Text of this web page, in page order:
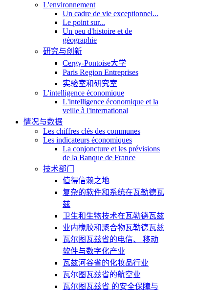
L'environnement
Un cadre de vie exceptionnel...
Le point sur...
Un peu d'histoire et de
géographie
研究与创新
Cergy-Pontoise大学
Paris Region Entreprises
实验室和研究室
L'intelligence économique
L'intelligence économique et la
veille à l'international
情况与数据
Les chiffres clés des communes
Les indicateurs économiques
La conjoncture et les prévisions
de la Banque de France
技术部门
值得信赖之地
复杂的软件和系统在瓦勒德瓦
兹
卫生和生物技术在瓦勒德瓦兹
业内橡胶和聚合物瓦勒德瓦兹
瓦尔图瓦兹省的电信、 移动
软件与数字化产业
瓦兹河谷省的化妆品行业
瓦尔图瓦兹省的航空业
瓦尔图瓦兹省 的安全保障与